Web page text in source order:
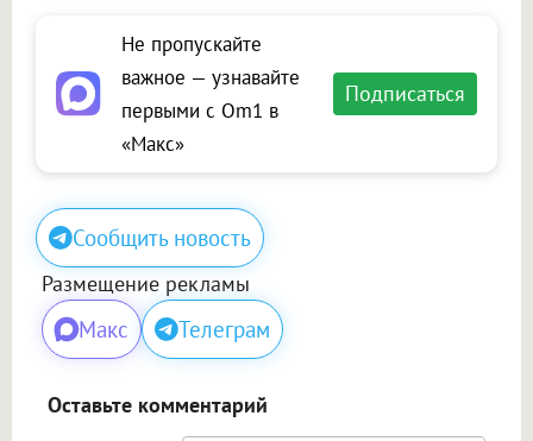
Не пропускайте
важное — узнавайте
первыми с Om1 в
«Макс»
Подписаться
Сообщить новость
Размещение рекламы
Макс Телеграм
Оставьте комментарий